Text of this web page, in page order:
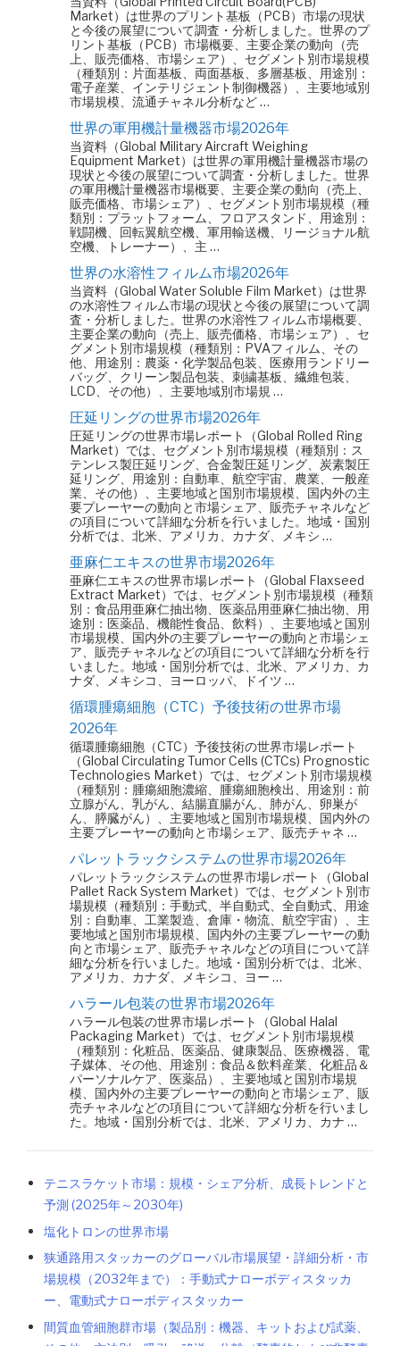
Market）は世界のプリント基板（PCB）市場の現状
と今後の展望について調査・分析しました。世界のプ
リント基板（PCB）市場概要、主要企業の動向（売
上、販売価格、市場シェア）、セグメント別市場規模
（種類別：片面基板、両面基板、多層基板、用途別：
電子産業、インテリジェント制御機器）、主要地域別
市場規模、流通チャネル分析など …
世界の軍用機計量機器市場2026年
当資料（Global Military Aircraft Weighing
Equipment Market）は世界の軍用機計量機器市場の
現状と今後の展望について調査・分析しました。世界
の軍用機計量機器市場概要、主要企業の動向（売上、
販売価格、市場シェア）、セグメント別市場規模（種
類別：プラットフォーム、フロアスタンド、用途別：
戦闘機、回転翼航空機、軍用輸送機、リージョナル航
空機、トレーナー）、主 …
世界の水溶性フィルム市場2026年
当資料（Global Water Soluble Film Market）は世界
の水溶性フィルム市場の現状と今後の展望について調
査・分析しました。世界の水溶性フィルム市場概要、
主要企業の動向（売上、販売価格、市場シェア）、セ
グメント別市場規模（種類別：PVAフィルム、その
他、用途別：農薬・化学製品包装、医療用ランドリー
バッグ、クリーン製品包装、刺繍基板、繊維包装、
LCD、その他）、主要地域別市場規 …
圧延リングの世界市場2026年
圧延リングの世界市場レポート（Global Rolled Ring
Market）では、セグメント別市場規模（種類別：ス
テンレス製圧延リング、合金製圧延リング、炭素製圧
延リング、用途別：自動車、航空宇宙、農業、一般産
業、その他）、主要地域と国別市場規模、国内外の主
要プレーヤーの動向と市場シェア、販売チャネルなど
の項目について詳細な分析を行いました。地域・国別
分析では、北米、アメリカ、カナダ、メキシ …
亜麻仁エキスの世界市場2026年
亜麻仁エキスの世界市場レポート（Global Flaxseed
Extract Market）では、セグメント別市場規模（種類
別：食品用亜麻仁抽出物、医薬品用亜麻仁抽出物、用
途別：医薬品、機能性食品、飲料）、主要地域と国別
市場規模、国内外の主要プレーヤーの動向と市場シェ
ア、販売チャネルなどの項目について詳細な分析を行
いました。地域・国別分析では、北米、アメリカ、カ
ナダ、メキシコ、ヨーロッパ、ドイツ …
循環腫瘍細胞（CTC）予後技術の世界市場
2026年
循環腫瘍細胞（CTC）予後技術の世界市場レポート
（Global Circulating Tumor Cells (CTCs) Prognostic
Technologies Market）では、セグメント別市場規模
（種類別：腫瘍細胞濃縮、腫瘍細胞検出、用途別：前
立腺がん、乳がん、結腸直腸がん、肺がん、卵巣が
ん、膵臓がん）、主要地域と国別市場規模、国内外の
主要プレーヤーの動向と市場シェア、販売チャネ …
パレットラックシステムの世界市場2026年
パレットラックシステムの世界市場レポート（Global
Pallet Rack System Market）では、セグメント別市
場規模（種類別：手動式、半自動式、全自動式、用途
別：自動車、工業製造、倉庫・物流、航空宇宙）、主
要地域と国別市場規模、国内外の主要プレーヤーの動
向と市場シェア、販売チャネルなどの項目について詳
細な分析を行いました。地域・国別分析では、北米、
アメリカ、カナダ、メキシコ、ヨー …
ハラール包装の世界市場2026年
ハラール包装の世界市場レポート（Global Halal
Packaging Market）では、セグメント別市場規模
（種類別：化粧品、医薬品、健康製品、医療機器、電
子媒体、その他、用途別：食品＆飲料産業、化粧品＆
パーソナルケア、医薬品）、主要地域と国別市場規
模、国内外の主要プレーヤーの動向と市場シェア、販
売チャネルなどの項目について詳細な分析を行いまし
た。地域・国別分析では、北米、アメリカ、カナ …
テニスラケット市場：規模・シェア分析、成長トレンドと
予測 (2025年～2030年)
塩化トロンの世界市場
狭通路用スタッカーのグローバル市場展望・詳細分析・市
場規模（2032年まで）：手動式ナローボディスタッカ
ー、電動式ナローボディスタッカー
間質血管細胞群市場（製品別：機器、キットおよび試薬、